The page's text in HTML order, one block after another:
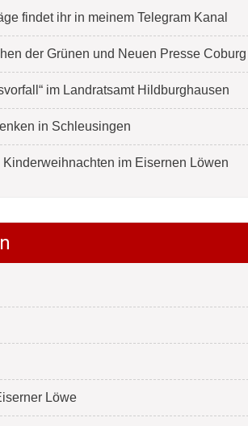
findet ihr in meinem Telegram Kanal
der Grünen und Neuen Presse
im Landratsamt Hildburghausen
in Schleusingen
Kinderweihnachten im Eisernen Löwen
Löwe